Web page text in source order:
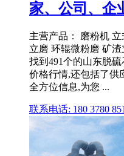
家、公司、企
主营产品： 磨粉机
立磨 环辊微粉磨 矿
找到491个的山东脱
价格行情,还包括了供
全方位信息,为您 ...
联系电话: 180 3780